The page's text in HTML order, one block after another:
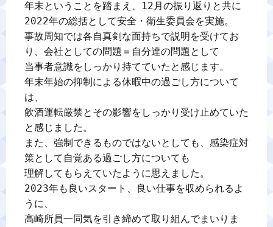
年末ということを踏まえ、12月の振り返りと共に
2022年の総括として安全・衛生委員会を実施。
事故周知では各自真剣な面持ちで説明を受けてお
り、会社としての問題＝自分達の問題として
当事者意識をしっかり持てていたと感じます。
年末年始の抑制による休暇中の過ごし方について
は、
飲酒運転厳禁とその影響をしっかり受け止めていた
と感じました。
また、強制できるものではないとしても、感染症対
策として自覚ある過ごし方についても
理解してもらえていたように思えました。
2023年も良いスタート、良い仕事を収められるよ
うに、
高崎所員一同気を引き締めて取り組んでまいりま